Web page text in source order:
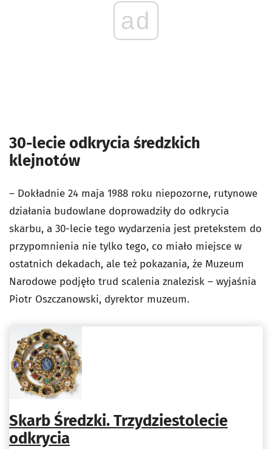
ad
30-lecie odkrycia średzkich
klejnotów
– Dokładnie 24 maja 1988 roku niepozorne, rutynowe
działania budowlane doprowadziły do odkrycia
skarbu, a 30-lecie tego wydarzenia jest pretekstem do
przypomnienia nie tylko tego, co miało miejsce w
ostatnich dekadach, ale też pokazania, że Muzeum
Narodowe podjęło trud scalenia znalezisk – wyjaśnia
Piotr Oszczanowski, dyrektor muzeum.
Skarb Średzki. Trzydziestolecie
odkrycia